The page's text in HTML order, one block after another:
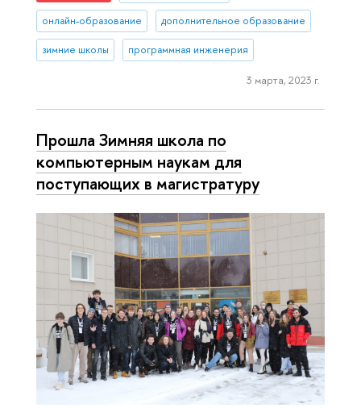
онлайн-образование дополнительное образование
зимние школы программная инженерия
3 марта, 2023 г.
Прошла Зимняя школа по
компьютерным наукам для
поступающих в магистратуру